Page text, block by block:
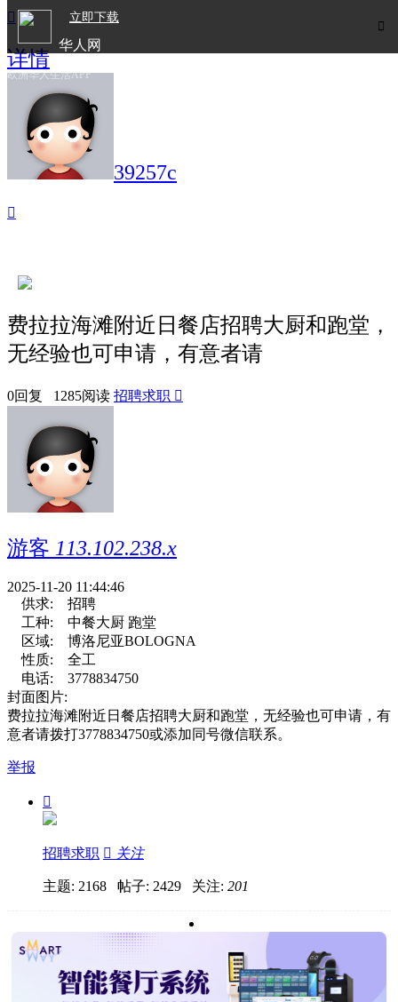

立即下载
华人网
欧洲华人生活APP

详情
39257c

费拉拉海滩附近日餐店招聘大厨和跑堂，
无经验也可申请，有意者请
0回复 1285阅读 招聘求职 
游客 113.102.238.x
2025-11-20 11:44:46
供求:
招聘
工种:
中餐大厨 跑堂
区域:
博洛尼亚BOLOGNA
性质:
全工
电话:
3778834750
封面图片:
费拉拉海滩附近日餐店招聘大厨和跑堂，无经验也可申请，有
意者请拨打3778834750或添加同号微信联系。
举报

招聘求职  关注
主题: 2168 帖子: 2429 关注: 201